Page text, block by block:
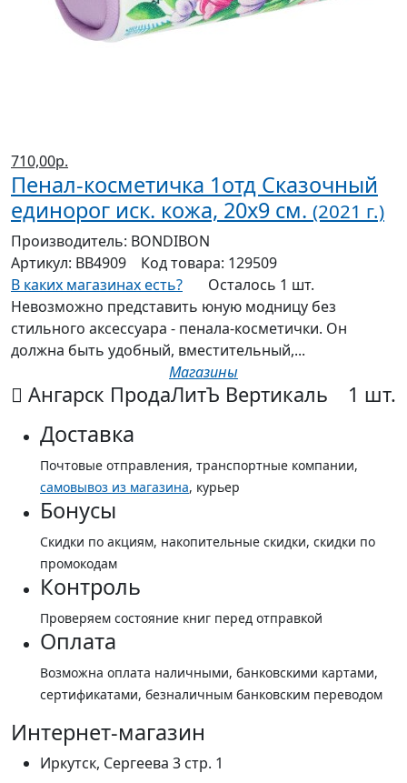
710,00р.
Пенал-косметичка 1отд Сказочный
единорог иск. кожа, 20x9 см. (2021 г.)
Производитель: BONDIBON
Артикул: ВВ4909 Код товара: 129509
В каких магазинах есть?
Осталось 1 шт.
Невозможно представить юную модницу без
стильного аксессуара - пенала-косметички. Он
должна быть удобный, вместительный,...
Магазины
Ангарск ПродаЛитЪ Вертикаль 1 шт.
Доставка
Почтовые отправления, транспортные компании,
самовывоз из магазина, курьер
Бонусы
Скидки по акциям, накопительные скидки, скидки по
промокодам
Контроль
Проверяем состояние книг перед отправкой
Оплата
Возможна оплата наличными, банковскими картами,
сертификатами, безналичным банковским переводом
Интернет-магазин
Иркутск, Сергеева 3 стр. 1